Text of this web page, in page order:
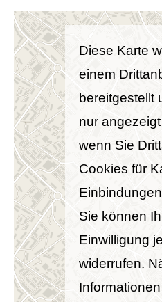
Diese Karte
einem
bereitgestellt
nur
wenn Sie
Cookies für
Sie können
Einwilligung
widerrufen.